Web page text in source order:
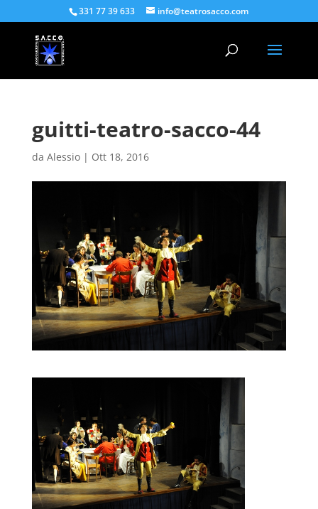
331 77 39 633 info@teatrosacco.com
guitti-teatro-sacco-44
da Alessio| Ott 18, 2016